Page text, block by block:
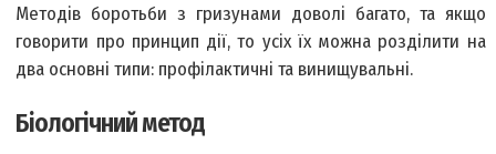
Методів боротьби з гризунами доволі багато, та якщо
говорити про принцип дії, то усіх їх можна розділити на
два основні типи: профілактичні та винищувальні.
Біологічний метод